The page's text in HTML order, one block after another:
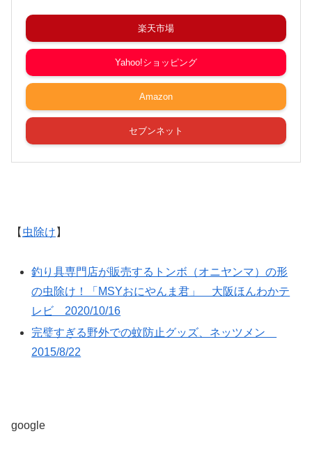
楽天市場
Yahoo!ショッピング
Amazon
セブンネット
【 虫除け 】
釣り具専門店が販売するトンボ（オニヤンマ）の形
の虫除け！「MSYおにやんま君」 大阪ほんわかテ
レビ 2020/10/16
完璧すぎる野外での蚊防止グッズ、ネッツメン
2015/8/22
google